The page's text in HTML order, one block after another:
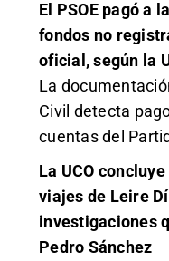
El PSOE pagó a
fondos no
oficial, según la
La
Civil detecta
cuentas del
La UCO
viajes de Leire
investigaciones
Pedro Sánchez